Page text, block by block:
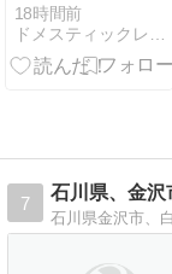
舗限定・お盆
セール開催！
定価のバッグ
（2026年8月8
日～8月16日
まで）
18時間前
7